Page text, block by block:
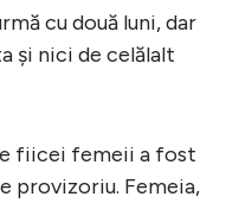
cu două luni, dar
și nici de celălalt
fiicei femeii a fost
provizoriu. Femeia,